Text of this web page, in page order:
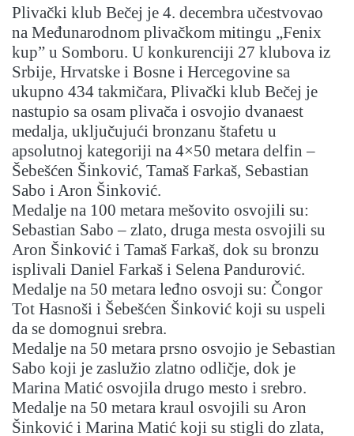
Plivački klub Bečej je 4. decembra učestvovao
na Međunarodnom plivačkom mitingu „Fenix
kup” u Somboru. U konkurenciji 27 klubova iz
Srbije, Hrvatske i Bosne i Hercegovine sa
ukupno 434 takmičara, Plivački klub Bečej je
nastupio sa osam plivača i osvojio dvanaest
medalja, uključujući bronzanu štafetu u
apsolutnoj kategoriji na 4×50 metara delfin –
Šebešćen Šinković, Tamaš Farkaš, Sebastian
Sabo i Aron Šinković.
Medalje na 100 metara mešovito osvojili su:
Sebastian Sabo – zlato, druga mesta osvojili su
Aron Šinković i Tamaš Farkaš, dok su bronzu
isplivali Daniel Farkaš i Selena Pandurović.
Medalje na 50 metara leđno osvoji su: Čongor
Tot Hasnoši i Šebešćen Šinković koji su uspeli
da se domognui srebra.
Medalje na 50 metara prsno osvojio je Sebastian
Sabo koji je zaslužio zlatno odličje, dok je
Marina Matić osvojila drugo mesto i srebro.
Medalje na 50 metara kraul osvojili su Aron
Šinković i Marina Matić koji su stigli do zlata,